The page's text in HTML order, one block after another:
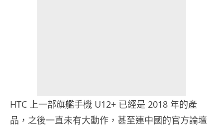
HTC 上一部旗艦手機 U12+ 已經是 2018 年的產
品，之後一直未有大動作，甚至連中國的官方論壇